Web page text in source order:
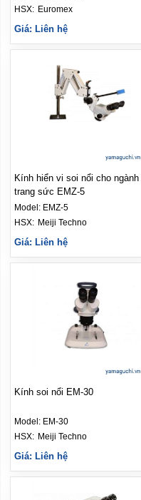
Euromex
Giá: Liên hệ
Kính hiển vi soi nổi cho ngành
trang sức EMZ-5
Model: EMZ-5
Meiji Techno
Giá: Liên hệ
Kính soi nổi EM-30
Model: EM-30
Meiji Techno
Giá: Liên hệ